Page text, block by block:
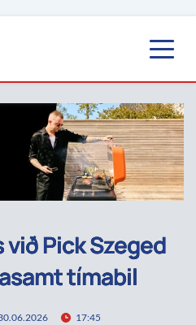
Pick Szeged
tímabil
17:45